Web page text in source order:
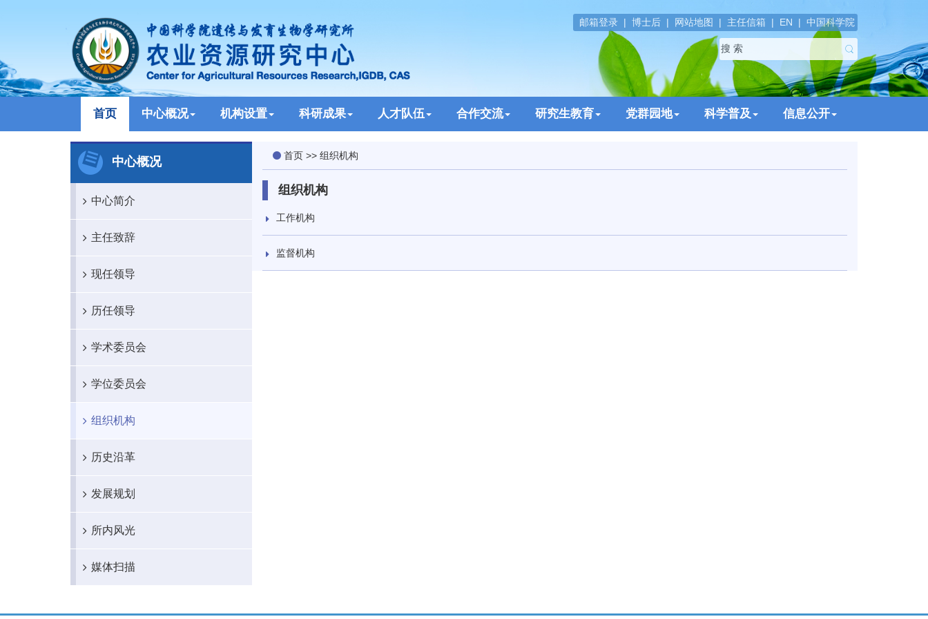
邮箱登录 | 博士后 | 网站地图 | 主任信箱 | EN | 中国科学院
首页 中心概况 机构设置 科研成果 人才队伍 合作交流 研究生教育 党群园地 科学普及 信息公开
中心概况
中心简介
主任致辞
现任领导
历任领导
学术委员会
学位委员会
组织机构
历史沿革
发展规划
所内风光
媒体扫描
首页>> 组织机构
组织机构
工作机构
监督机构